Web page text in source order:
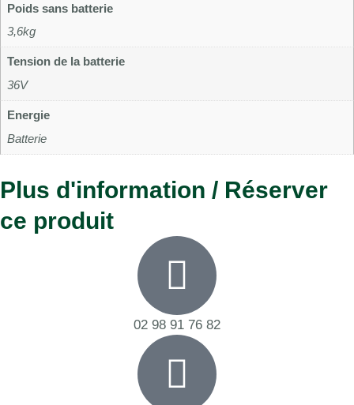
Poids sans batterie
3,6kg
Tension de la batterie
36V
Energie
Batterie
Plus d'information / Réserver
ce produit
02 98 91 76 82